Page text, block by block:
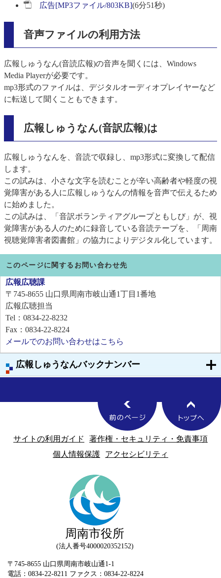
広報しゅうなんバックナンバー
広告[MP3ファイル/803KB](6分51秒)
音声ファイルの利用方法
広報しゅうなん(音読広報)の音声を聞くには、Windows
Media Playerが必要です。
mp3形式のファイルは、デジタルオーディオプレイヤーなど
に転送して聞くこともできます。
広報しゅうなん(音訳広報)は
広報しゅうなんを、音読で収録し、mp3形式に変換して配信
します。
この試みは、小さな文字を読むことが辛い高齢者や軽度の視
覚障害がある人に広報しゅうなんの情報を音声で伝えるため
に始めました。
この試みは、「音訳ボランティアグループともしび」が、視
覚障害がある人のために録音している音読テープを、「周南
視聴覚障害者図書館」の協力によりデジタル化しています。
このページに関するお問い合わせ先
広報広聴課
〒745-8655 山口県周南市岐山通1丁目1番地
広報広聴担当
Tel：0834-22-8232
Fax：0834-22-8224
メールでのお問い合わせはこちら
サイトの利用ガイド
著作権・セキュリティ・免責事項
個人情報保護
アクセシビリティ
周南市役所
法人番号4000020352152
〒745-8655 山口県周南市岐山通1-1
電話：0834-22-8211 ファクス：0834-22-8224